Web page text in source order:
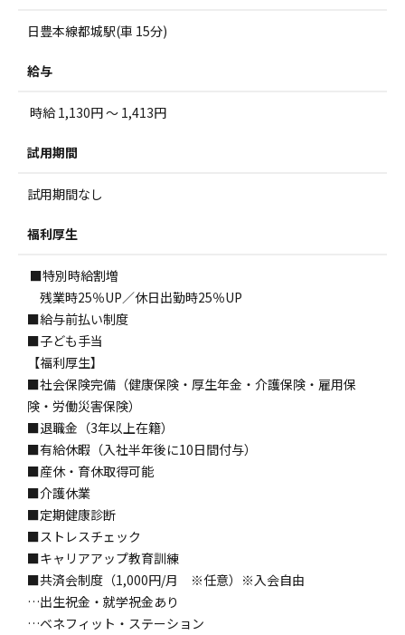
日豊本線都城駅(車 15分)
給与
時給 1,130円 ～ 1,413円
試用期間
試用期間なし
福利厚生
■特別時給割増
残業時25％UP／休日出勤時25％UP
■給与前払い制度
■子ども手当
【福利厚生】
■社会保険完備（健康保険・厚生年金・介護保険・雇用保
険・労働災害保険）
■退職金（3年以上在籍）
■有給休暇（入社半年後に10日間付与）
■産休・育休取得可能
■介護休業
■定期健康診断
■ストレスチェック
■キャリアアップ教育訓練
■共済会制度（1,000円/月 ※任意）※入会自由
…出生祝金・就学祝金あり
…ベネフィット・ステーション